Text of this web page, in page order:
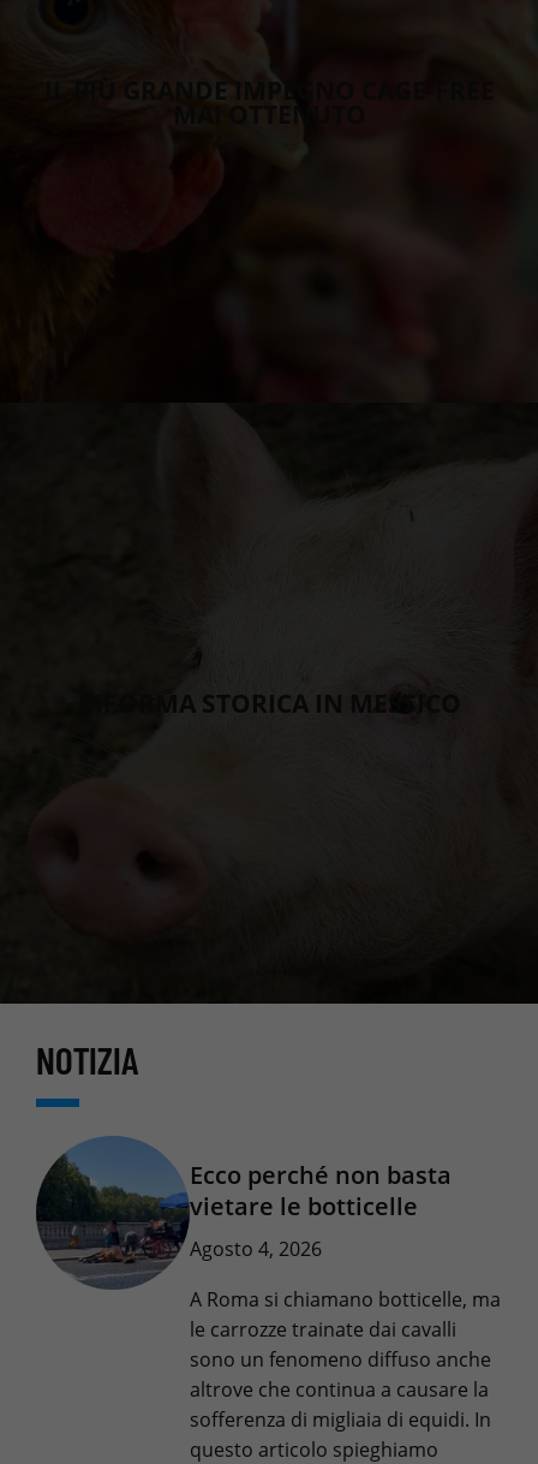
IL PIÙ GRANDE IMPEGNO CAGE-FREE
MAI OTTENUTO
RIFORMA STORICA IN MESSICO
NOTIZIA
Ecco perché non basta
vietare le botticelle
Agosto 4, 2026
A Roma si chiamano botticelle, ma
le carrozze trainate dai cavalli
sono un fenomeno diffuso anche
altrove che continua a causare la
sofferenza di migliaia di equidi. In
questo articolo spieghiamo